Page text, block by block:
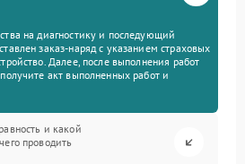
на диагностику и последующий
заказ-наряд с указанием страховых
Далее, после выполнения работ
акт выполненных работ и
и какой
проводить